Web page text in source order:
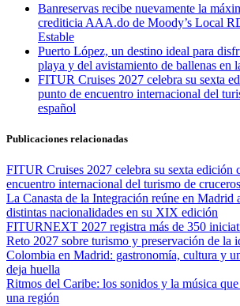
Banreservas recibe nuevamente la
crediticia AAA.do de Moody’s Local
Estable
Puerto López, un destino ideal para
playa y del avistamiento de ballenas en
FITUR Cruises 2027 celebra su sexta
punto de encuentro internacional del
español
Publicaciones relacionadas
FITUR Cruises 2027 celebra su sexta edición
encuentro internacional del turismo de
La Canasta de la Integración reúne en Madrid
distintas nacionalidades en su XIX edición
FITURNEXT 2027 registra más de 350
Reto 2027 sobre turismo y preservación de la
Colombia en Madrid: gastronomía, cultura y
deja huella
Ritmos del Caribe: los sonidos y la música
una región